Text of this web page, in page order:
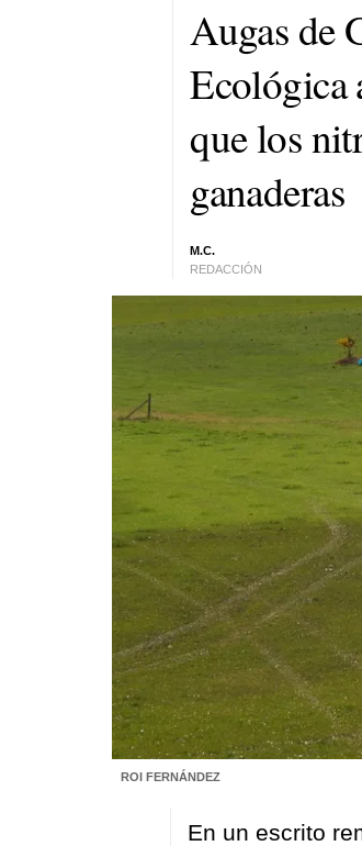
Augas de
Ecológica
que los
ganaderas
M.C.
REDACCIÓN
ROI FERNÁNDEZ
En un escrito